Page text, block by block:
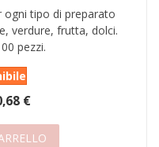
ogni tipo di preparato
verdure, frutta, dolci.
pezzi.
€